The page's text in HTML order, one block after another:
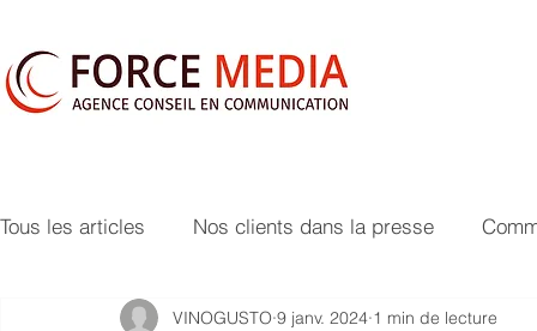
Tous les articles Nos clients dans la presse
VINOGUSTO 9 janv. 2024 1 min de lecture